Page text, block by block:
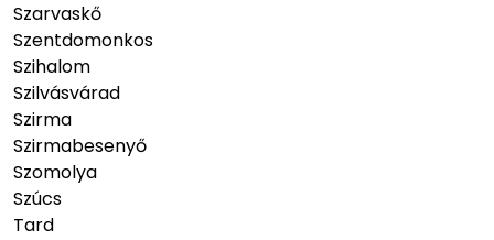
Szarvaskő
Szentdomonkos
Szihalom
Szilvásvárad
Szirma
Szirmabesenyő
Szomolya
Szúcs
Tard